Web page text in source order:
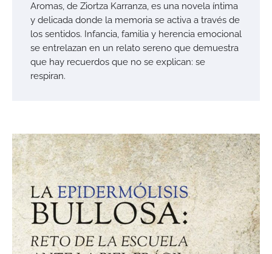
Aromas, de Ziortza Karranza, es una novela íntima
y delicada donde la memoria se activa a través de
los sentidos. Infancia, familia y herencia emocional
se entrelazan en un relato sereno que demuestra
que hay recuerdos que no se explican: se
respiran.